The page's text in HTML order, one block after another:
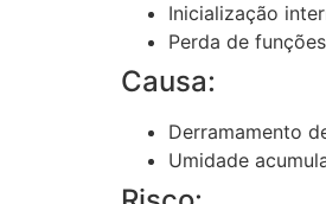
Inicialização
Perda de
Causa:
Derramamento
Umidade